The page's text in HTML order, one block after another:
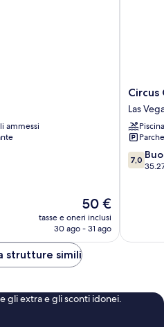
ammessi
Il
prezzo
attuale
50 €
50 €
tasse e oneri inclusi
30 ago - 31 ago
Circus
Circus
Hotel,
Casino
&
Theme
Park
Circus
Las
Piscina
7.0
su
7,0
strutture simili
gli extra e gli sconti idonei.